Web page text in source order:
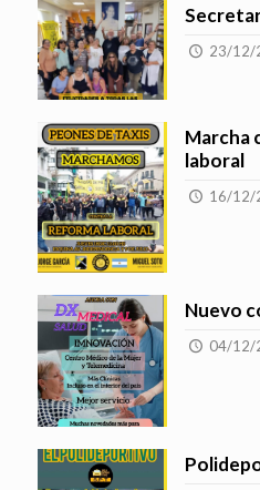
23/12/
Marcha
laboral
16/12/
Nuevo
04/12/